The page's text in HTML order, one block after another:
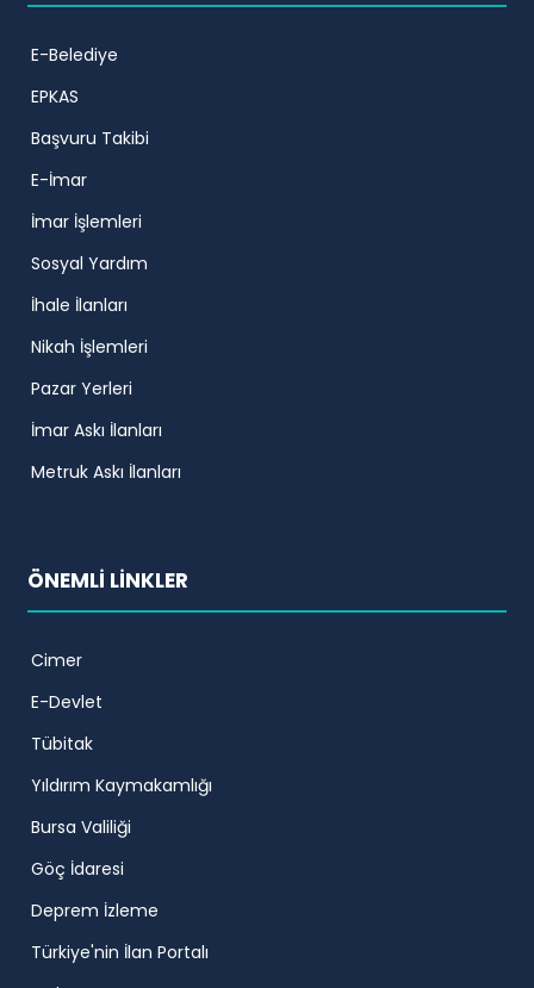
E-Belediye
EPKAS
Başvuru Takibi
E-İmar
İmar İşlemleri
Sosyal Yardım
İhale İlanları
Nikah İşlemleri
Pazar Yerleri
İmar Askı İlanları
Metruk Askı İlanları
ÖNEMLİ LİNKLER
Cimer
E-Devlet
Tübitak
Yıldırım Kaymakamlığı
Bursa Valiliği
Göç İdaresi
Deprem İzleme
Türkiye'nin İlan Portalı